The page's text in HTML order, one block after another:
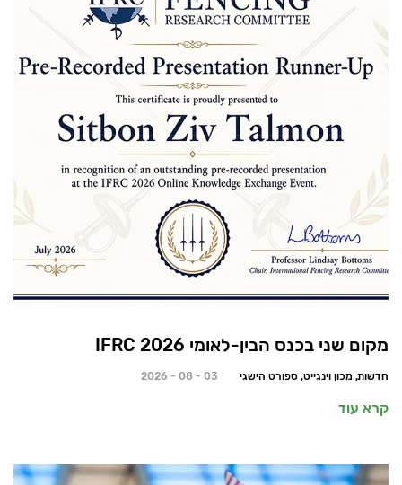
מקום שני בכנס הבין-לאומי 2026 IFRC
חדשות, מכון וינגייט, ספורט הישגי 03 - 08 - 2026
קרא עוד